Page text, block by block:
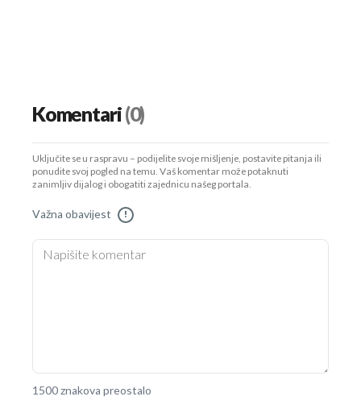
Komentari(0)
Uključite se u raspravu – podijelite svoje mišljenje, postavite pitanja ili
ponudite svoj pogled na temu. Vaš komentar može potaknuti
zanimljiv dijalog i obogatiti zajednicu našeg portala.
Važna obavijest !
1500 znakova preostalo